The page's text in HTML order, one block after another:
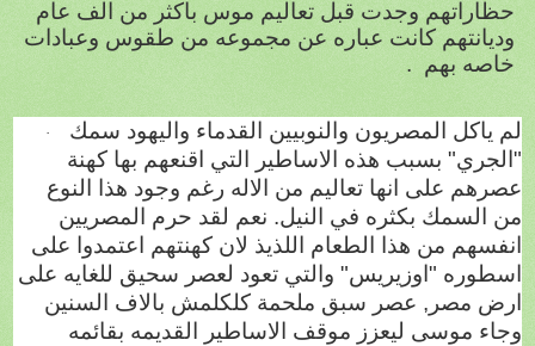
حظاراتهم وجدت قبل تعاليم موس باكثر من الف عام
وديانتهم كانت عباره عن مجموعه من طقوس وعبادات
خاصه بهم
.
·
لم ياكل المصريون والنوبيين القدماء واليهود سمك
"الجري" بسبب هذه الاساطير التي اقنعهم بها كهنة
عصرهم على انها تعاليم من الاله رغم وجود هذا النوع
من السمك بكثره في النيل. نعم لقد حرم المصريين
انفسهم من هذا الطعام اللذيذ لان كهنتهم اعتمدوا على
اسطوره "اوزيريس" والتي تعود لعصر سحيق للغايه على
ارض مصر, عصر سبق ملحمة كلكلمش بالاف السنين
وجاء موسى ليعزز موقف الاساطير القديمه بقائمه